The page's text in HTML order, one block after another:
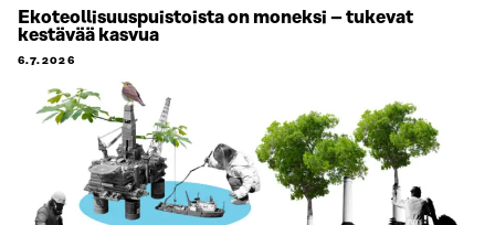
Ekoteollisuuspuistoista on moneksi – tukevat
kestävää kasvua
6.7.2026